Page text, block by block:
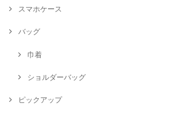
スマホケース
バッグ
巾着
ショルダーバッグ
ピックアップ